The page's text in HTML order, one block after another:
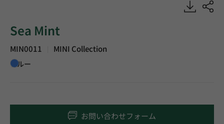
Sea Mint
MIN0011 MINI Collection
ブルー
お問い合わせフォーム